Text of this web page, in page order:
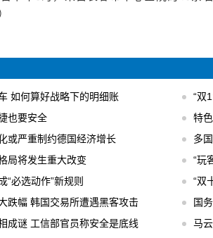
如何算好战略下的明细账
“双
也要安全
特
或严重制约德国经济增长
多
局将发生重大改变
“玩
“必选动作”新规则
“双
跌幅 韩国交易所遭遇黑客攻击
国
成谜 工信部官员称安全是底线
马